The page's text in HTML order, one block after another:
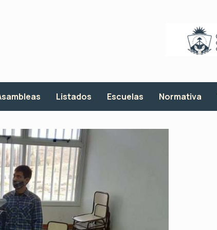
Listados Escuelas Normativa